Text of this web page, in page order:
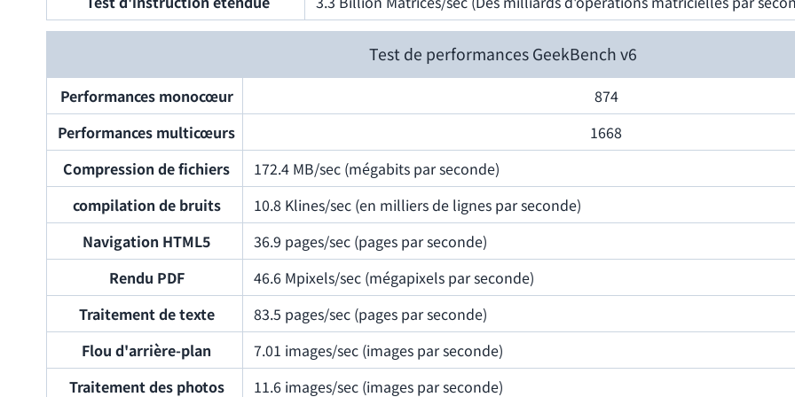
Test de performances GeekBench v6
Performances monocœur
874
Performances multicœurs
1668
Compression de fichiers
172.4 MB/sec (mégabits par seconde)
compilation de bruits
10.8 Klines/sec (en milliers de lignes par seconde)
Navigation HTML5
36.9 pages/sec (pages par seconde)
Rendu PDF
46.6 Mpixels/sec (mégapixels par seconde)
Traitement de texte
83.5 pages/sec (pages par seconde)
Flou d'arrière-plan
7.01 images/sec (images par seconde)
Traitement des photos
11.6 images/sec (images par seconde)